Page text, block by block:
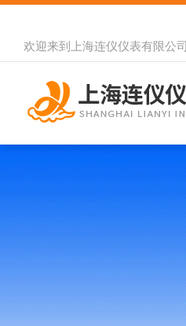
欢迎来到 上海连仪仪表有限公司